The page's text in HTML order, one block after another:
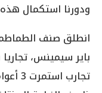
ودورنا استكمال
انطلق صنف الطماطم
باير سيمينس،